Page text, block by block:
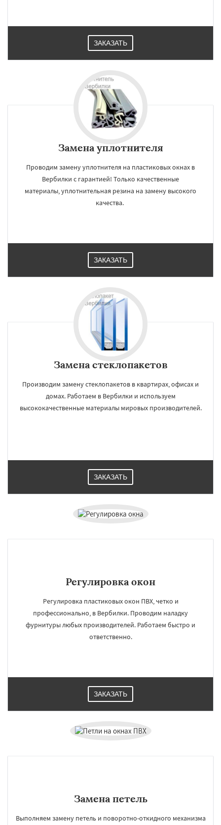
ЗАКАЗАТЬ
Замена уплотнителя
Проводим замену уплотнителя на пластиковых окнах в
Вербилки с гарантией! Только качественные
материалы, уплотнительная резина на замену высокого
качества.
ЗАКАЗАТЬ
Замена стеклопакетов
Производим замену стеклопакетов в квартирах, офисах и
домах. Работаем в Вербилки и используем
высококачественные материалы мировых производителей.
ЗАКАЗАТЬ
Регулировка окон
Регулировка пластиковых окон ПВХ, четко и
профессионально, в Вербилки. Проводим наладку
фурнитуры любых производителей. Работаем быстро и
ответственно.
ЗАКАЗАТЬ
Замена петель
Выполняем замену петель и поворотно-откидного механизма